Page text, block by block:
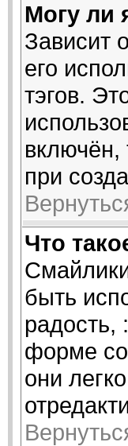
Могу ли
Зависит
его
тэгов.
включён,
при
Что
быть
радость,
форме
они